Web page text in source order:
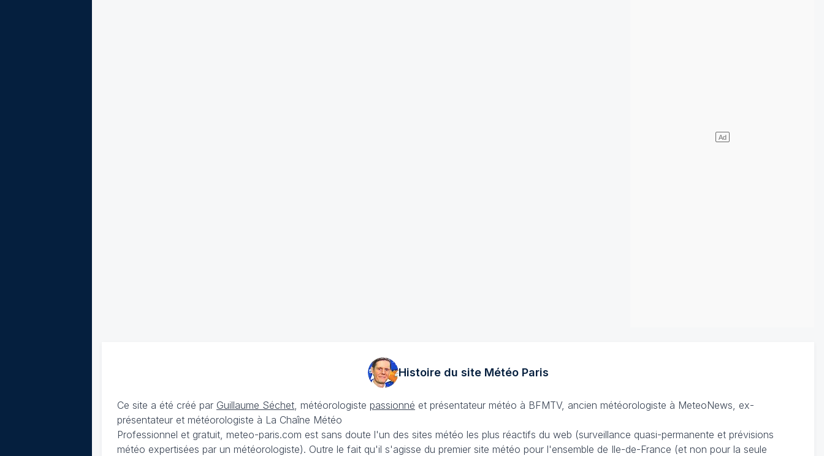
Histoire du site MétéoParis
Ce site a été créé par Guillaume Séchet , météorologiste passionné et présentateur météo à BFMTV, ancien météorologiste à MeteoNews, ex-
présentateur et météorologiste à La Chaîne Météo
Professionnel et gratuit, meteo-paris.com est sans doute l'un des sites météo les plus réactifs du web (surveillance quasi-permanente et prévisions
météo expertisées par un météorologiste). Outre le fait qu'il s'agisse du premier site météo pour l'ensemble de Ile-de-France (et non pour la seule